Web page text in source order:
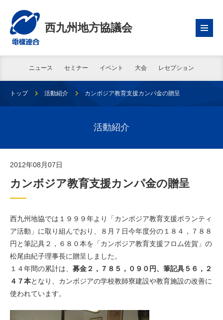
西九州地方協議会
ニュース セミナー イベント 大会 レセプション
トップ 活動紹介 カンボジア教育支援カンパ金の贈呈
活動紹介
2012年08月07日
カンボジア教育支援カンパ金の贈呈
西九州地協では１９９９年より「カンボジア教育支援ボランティ
ア活動」に取り組んでおり、８月７日今年度分の１８４，７８８
円と筆記具２，６８０本を「カンボジア教育支援フロム佐賀」の
松尾由紀子理事長に贈呈しました。
１４年間の累計は、 募金２，７８５，０９０円、筆記具５６，２
４７本となり、カンボジアの学校教師寮建設や教育施設の改善に
使われています。